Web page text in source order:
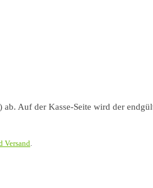
Auf der Kasse-Seite wird der
Versand